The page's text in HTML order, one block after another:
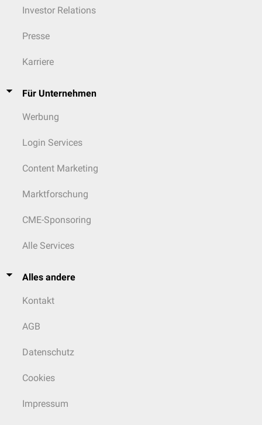
Investor Relations
Presse
Karriere
Für Unternehmen
Werbung
Login Services
Content Marketing
Marktforschung
CME-Sponsoring
Alle Services
Alles andere
Kontakt
AGB
Datenschutz
Cookies
Impressum